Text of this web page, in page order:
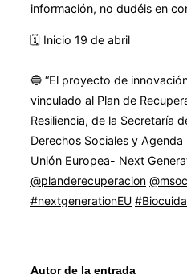
información, no dudéis en
🗓️ Inicio 19 de abril
🔵 “El proyecto de
vinculado al Plan de
Resiliencia, de la Secretaría
Derechos Sociales y
Unión Europea- Next
@planderecuperacion
#nextgenerationEU
Autor de la entrada